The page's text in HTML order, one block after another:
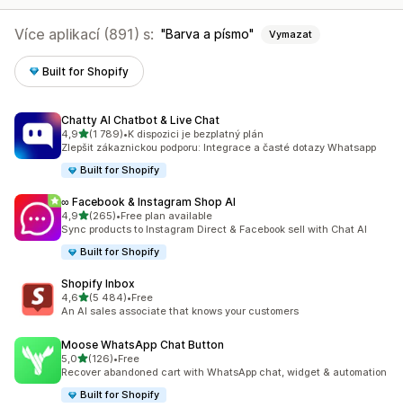
Více aplikací (891) s: Barva a písmo Vymazat
Built for Shopify
Chatty AI Chatbot & Live Chat
4,9z 5 hvězd
(1 789)
Celkový počet recenzí: 1789
•K dispozici je bezplatný plán
Zlepšit zákaznickou podporu: Integrace a časté dotazy Whatsapp
Built for Shopify
∞ Facebook & Instagram Shop AI
4,9z 5 hvězd
(265)
Celkový počet recenzí: 265
•Free plan available
Sync products to Instagram Direct & Facebook sell with Chat AI
Built for Shopify
Shopify Inbox
4,6z 5 hvězd
(5 484)
Celkový počet recenzí: 5484
•Free
An AI sales associate that knows your customers
Moose WhatsApp Chat Button
5,0z 5 hvězd
(126)
Celkový počet recenzí: 126
•Free
Recover abandoned cart with WhatsApp chat, widget & automation
Built for Shopify